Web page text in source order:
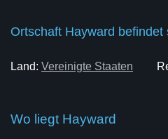
Ortschaft Hayward befindet
Land: Vereinigte Staaten
Wo liegt Hayward